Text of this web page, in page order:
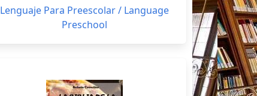
Lenguaje Para Preescolar / Language
Preschool